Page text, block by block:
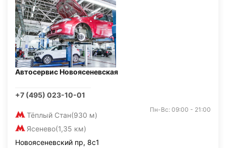
Автосервис Новоясеневская
+7 (495) 023-10-01
Тёплый Стан(930 м)
Ясенево(1,35 км)
Пн-Вс: 09:00 - 21:00
Новоясеневский пр, 8с1